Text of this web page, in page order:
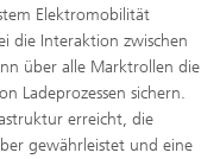
Elektromobilität
die Interaktion zwischen
über alle Marktrollen die
Ladeprozessen sichern.
erreicht, die
gewährleistet und eine